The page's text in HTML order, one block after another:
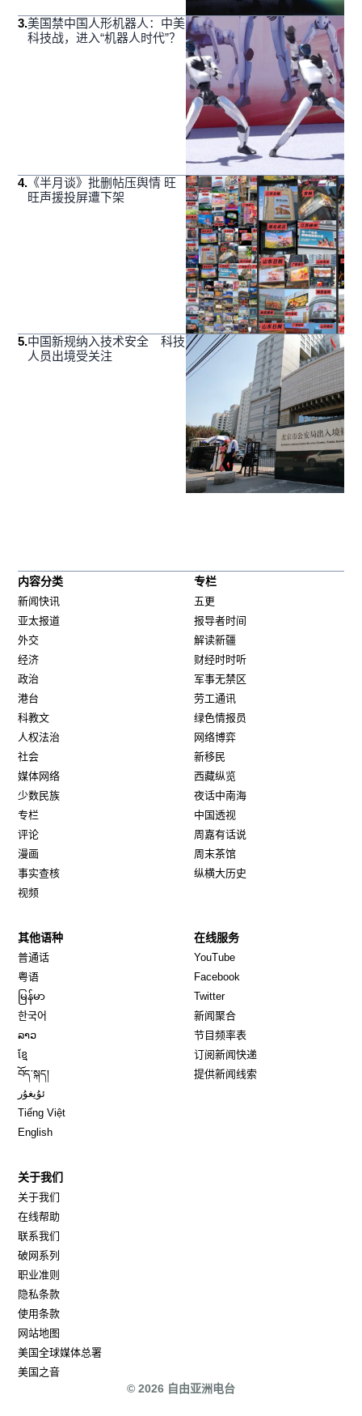
3.美国禁中国人形机器人：中美
科技战，进入“机器人时代”？
4. 《半月谈》批删帖压舆情 旺
旺声援投屏遭下架
5.中国新规纳入技术安全 科技
人员出境受关注
内容分类
新闻快讯
亚太报道
外交
经济
政治
港台
科教文
人权法治
社会
媒体网络
少数民族
专栏
评论
漫画
事实查核
视频
专栏
五更
报导者时间
解读新疆
财经时时听
军事无禁区
劳工通讯
绿色情报员
网络博弈
新移民
西藏纵览
夜话中南海
中国透视
周嘉有话说
周末茶馆
纵横大历史
其他语种
普通话
粤语
မြန်မာ
한국어
ລາວ
ខ្មែ
བོད་སྐད།
ئۇيغۇر
Tiếng Việt
English
在线服务
YouTube
Facebook
TwitterOpens in new window
新闻聚合
节目频率表
订阅新闻快递
提供新闻线索
关于我们
关于我们
在线帮助
联系我们
破网系列
职业准则
隐私条款
使用条款
网站地图
美国全球媒体总署
美国之音
© 2026 自由亚洲电台